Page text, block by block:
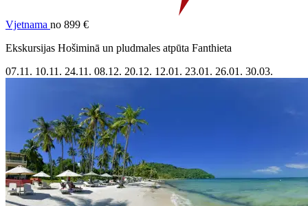
Vjetnama no 899 €
Ekskursijas Hošiminā un pludmales atpūta Fanthieta
07.11. 10.11. 24.11. 08.12. 20.12. 12.01. 23.01. 26.01. 30.03.